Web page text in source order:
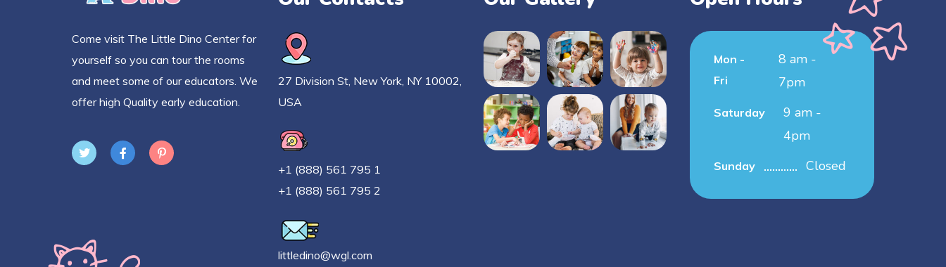
Come visit The Little Dino Center for
yourself so you can tour the rooms
and meet some of our educators. We
offer high Quality early education.
27 Division St, New York, NY 10002,
USA
+1 (888) 561 795 1
+1 (888) 561 795 2
littledino@wgl.com
Mon -
Fri
8 am -
7pm
Saturday
9 am -
4pm
Sunday Closed